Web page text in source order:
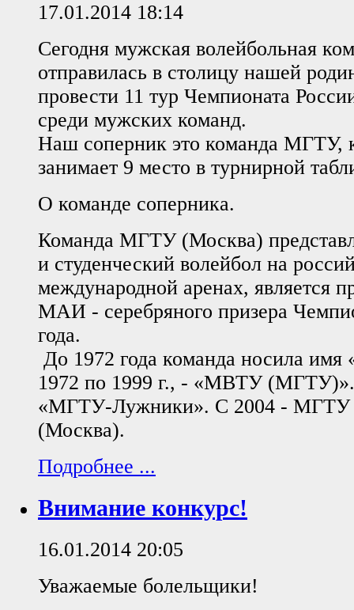
17.01.2014 18:14
Сегодня мужская волейбольная
отправилась в столицу нашей
провести 11 тур Чемпионата
среди мужских команд.
Наш соперник это команда МГТУ,
занимает 9 место в турнирной
О команде соперника.
Команда МГТУ (Москва)
и студенческий волейбол на
международной аренах, является
МАИ - серебряного призера
года.
До 1972 года команда носила имя
1972 по 1999 г., - «МВТУ
«МГТУ-Лужники». С 2004 - МГТУ
(Москва).
Подробнее ...
Внимание конкурс!
16.01.2014 20:05
Уважаемые болельщики!